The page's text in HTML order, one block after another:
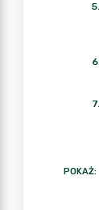
5.
6
7.
POKAŻ: